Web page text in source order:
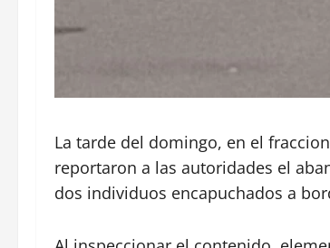
La tarde del domingo, en el
reportaron a las autoridades el
dos individuos encapuchados a